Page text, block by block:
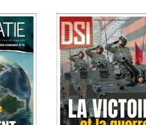
plus
récent
au
plus
ancien